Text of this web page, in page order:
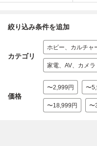
絞り込み条件を追加
カテゴリ
ホビー、カルチャ
家電、AV、カメラ
価格
〜2,999円 〜
〜18,999円 〜